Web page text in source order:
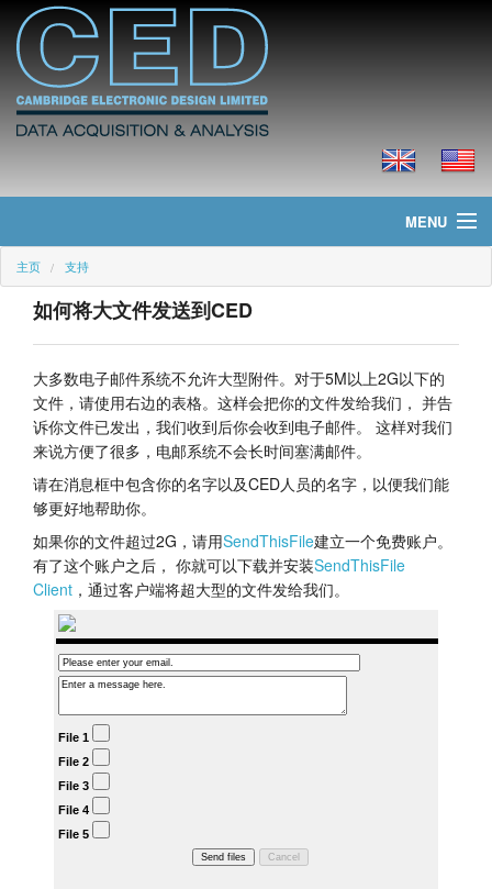
MENU
主页
新聞
产品
价格
教程
支持
主页 支持
如何将大文件发送到CED
大多数电子邮件系统不允许大型附件。对于5M以上2G以下的
文件，请使用右边的表格。这样会把你的文件发给我们， 并告
诉你文件已发出，我们收到后你会收到电子邮件。 这样对我们
来说方便了很多，电邮系统不会长时间塞满邮件。
请在消息框中包含你的名字以及CED人员的名字，以便我们能
够更好地帮助你。
如果你的文件超过2G，请用SendThisFile建立一个免费账户。
有了这个账户之后， 你就可以下载并安装SendThisFile
Client ，通过客户端将超大型的文件发给我们。